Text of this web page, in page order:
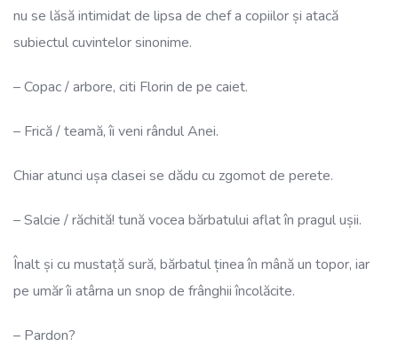
nu se lăsă intimidat de lipsa de chef a copiilor și atacă
subiectul cuvintelor sinonime.
– Copac / arbore, citi Florin de pe caiet.
– Frică / teamă, îi veni rândul Anei.
Chiar atunci ușa clasei se dădu cu zgomot de perete.
– Salcie / răchită! tună vocea bărbatului aflat în pragul ușii.
Înalt și cu mustață sură, bărbatul ținea în mână un topor, iar
pe umăr îi atârna un snop de frânghii încolăcite.
– Pardon?